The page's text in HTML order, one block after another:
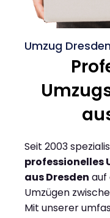
Umzug
Seit 2003
professionelles
aus Dresden auf
Umzügen
Mit unserer